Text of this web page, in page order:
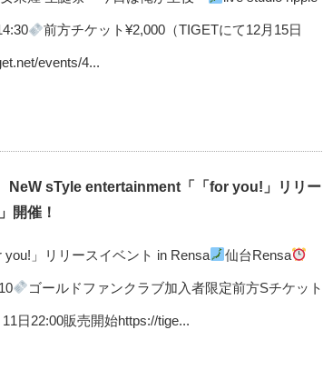
前方チケット¥2,000（TIGETにて12月15日
events/4...
NeW sTyle entertainment「「for you!」リリー
開催！
you!」リリースイベント in Rensa 仙台Rensa
ゴールドファンクラブ加入者限定前方Sチケット
日22:00販売開始https://tige...